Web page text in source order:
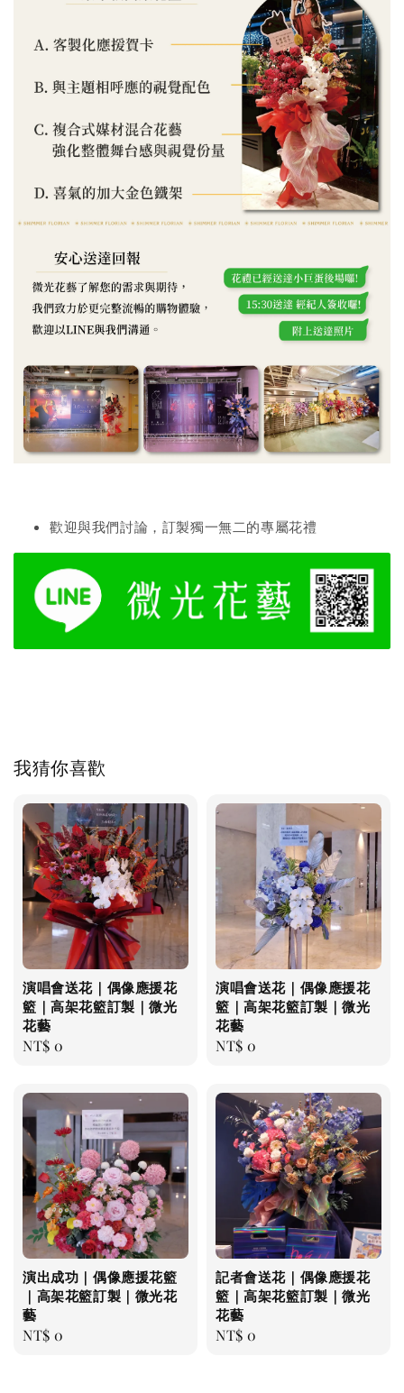
歡迎與我們討論，訂製獨一無二的專屬花禮
我猜你喜歡
演唱會送花｜偶像應援花
籃｜高架花籃訂製｜微光
花藝
Regular
NT$ 0
演唱會送花｜偶像應援花
籃｜高架花籃訂製｜微光
花藝
Regular
NT$ 0
演出成功｜偶像應援花籃
｜高架花籃訂製｜微光花
藝
Regular
NT$ 0
記者會送花｜偶像應援花
籃｜高架花籃訂製｜微光
花藝
Regular
NT$ 0